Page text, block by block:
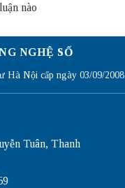
nào
NGHỆ SỐ
Hà Nội cấp ngày 03/09/2008
Tuân, Thanh